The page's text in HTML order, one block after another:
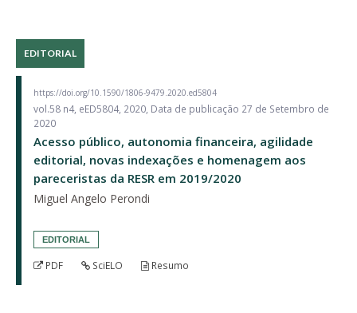
EDITORIAL
https://doi.org/10.1590/1806-9479.2020.ed5804
vol.58 n4, eED5804, 2020, Data de publicação 27 de Setembro de
2020
Acesso público, autonomia financeira, agilidade
editorial, novas indexações e homenagem aos
pareceristas da RESR em 2019/2020
Miguel Angelo Perondi
EDITORIAL
PDF SciELO Resumo